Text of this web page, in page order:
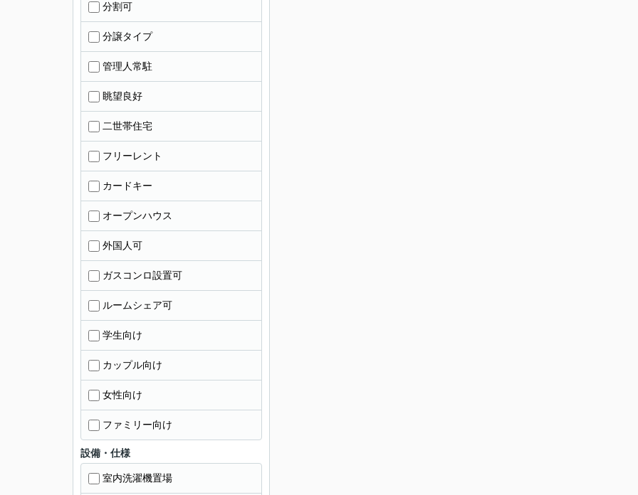
分割可
分譲タイプ
管理人常駐
眺望良好
二世帯住宅
フリーレント
カードキー
オープンハウス
外国人可
ガスコンロ設置可
ルームシェア可
学生向け
カップル向け
女性向け
ファミリー向け
設備・仕様
室内洗濯機置場